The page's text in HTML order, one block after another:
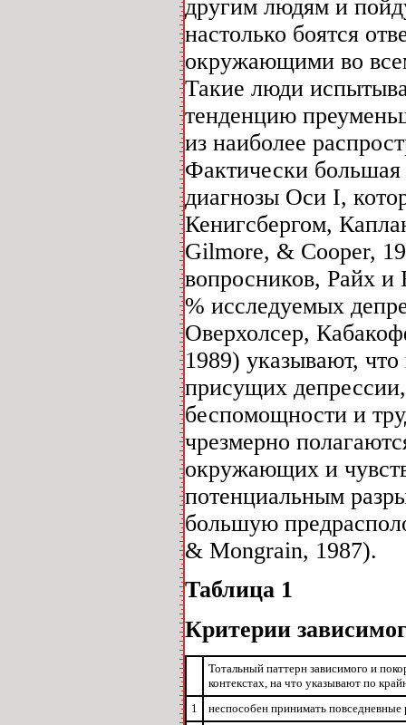
другим людям и
настолько боятся
окружающими во
Такие люди
тенденцию
из наиболее
Фактически
диагнозы Оси I,
Кенигсбергом,
Gilmore, & Cooper,
вопросников, Райх
% исследуемых
Оверхолсер,
1989) указывают,
присущих
беспомощности и
чрезмерно
окружающих и
потенциальным
большую
& Mongrain, 1987).
Таблица 1
Критерии
Тотальный паттерн зависимого и
контекстах, на что указывают по
1
неспособен принимать